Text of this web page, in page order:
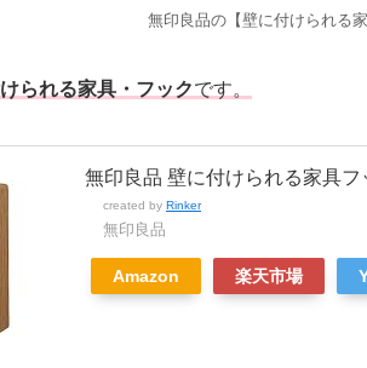
無印良品の【壁に付けられる家
られる家具・フックです。
無印良品 壁に付けられる家具
created by Rinker
無印良品
Amazon 楽天市場